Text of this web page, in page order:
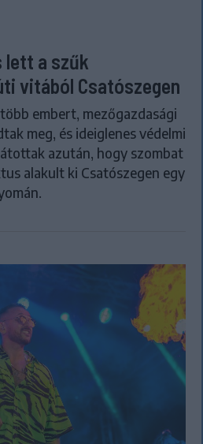
lett a szűk
vitából Csatószegen
embert, mezőgazdasági
meg, és ideiglenes védelmi
azután, hogy szombat
alakult ki Csatószegen egy